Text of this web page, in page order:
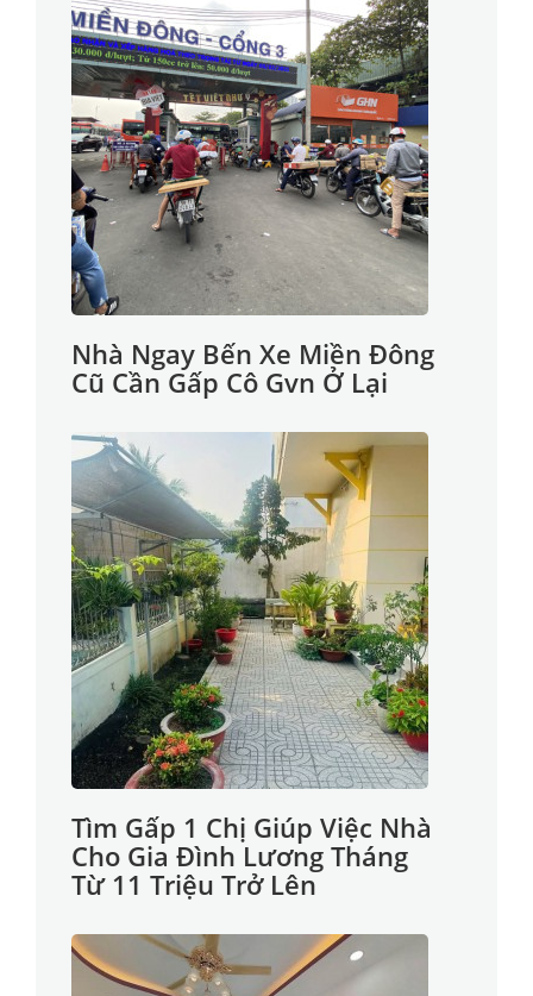
Nhà Ngay Bến Xe Miền Đông
Cũ Cần Gấp Cô Gvn Ở Lại
Tìm Gấp 1 Chị Giúp Việc Nhà
Cho Gia Đình Lương Tháng
Từ 11 Triệu Trở Lên